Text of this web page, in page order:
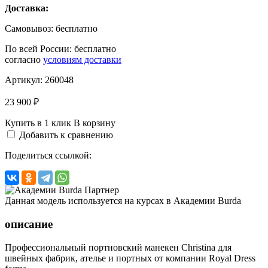
Доставка:
Самовывоз: бесплатно
По всей России: бесплатно
согласно условиям доставки
Артикул: 260048
23 900 ₽
Купить в 1 клик В корзину
Добавить к сравнению
Поделиться ссылкой:
Данная модель используется на курсах в Академии Burda
описание
Профессиональный портновский манекен Christina для
швейных фабрик, ателье и портных от компании Royal Dress